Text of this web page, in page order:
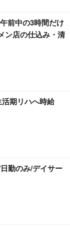
前中の3時間だけ
ン店の仕込み・清
期リハへ時給
勤のみ/デイサー